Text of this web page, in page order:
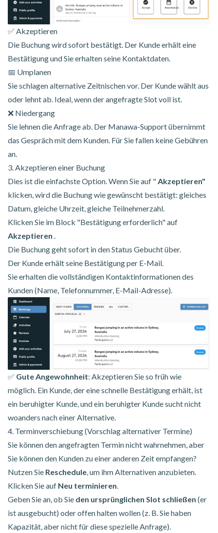
✅ Akzeptieren
Die Buchung wird sofort bestätigt. Der Kunde erhält eine
Bestätigung und Sie erhalten seine Kontaktdaten.
📅 Umplanen
Sie schlagen alternative Zeitnischen vor. Der Kunde wählt aus
oder lehnt ab. Ideal, wenn der angefragte Slot voll ist.
❌ Niedergang
Sie lehnen die Anfrage ab. Der Manawa-Support übernimmt
das Gespräch mit dem Kunden. Für Sie fallen keine Gebühren
an.
3. Akzeptieren einer Buchung
Dies ist die einfachste Option. Wenn Sie auf " Akzeptieren"
klicken, wird die Buchung wie gewünscht bestätigt: gleiches
Datum, gleiche Uhrzeit, gleiche Teilnehmerzahl.
Klicken Sie im Block "Bestätigung erforderlich" auf
Akzeptieren
Die Buchung geht sofort in den Status Gebucht über.
Der Kunde erhält seine Bestätigung per E-Mail.
Sie erhalten die vollständigen Kontaktinformationen des
Kunden (Name, Telefonnummer, E-Mail-Adresse).
✅ Gute Angewohnheit: Akzeptieren Sie so früh wie
möglich. Ein Kunde, der eine schnelle Bestätigung erhält, ist
ein beruhigter Kunde, und ein beruhigter Kunde sucht nicht
woanders nach einer Alternative.
4. Terminverschiebung (Vorschlag alternativer Termine)
Sie können den angefragten Termin nicht wahrnehmen, aber
Sie können den Kunden zu einer anderen Zeit empfangen?
Nutzen Sie Reschedule, um ihm Alternativen anzubieten.
Klicken Sie auf Neu terminieren.
Geben Sie an, ob Sie den ursprünglichen Slot schließen (er
ist ausgebucht) oder offen halten wollen (z. B. Sie haben
Kapazität, aber nicht für diese spezielle Anfrage).